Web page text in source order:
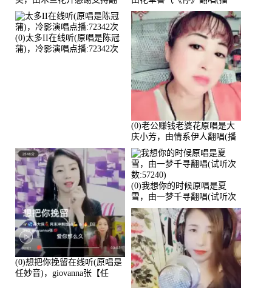
唱(播放:82339)
放:81215)
(0)太多II在线听(原唱是陈冠
蒲)，冷影演唱点播:72342次
(0)老公赚钱老婆花原唱是大
庆小芳，由情系伊人翻唱(播
放:72036)
(0)想把你挽留在线听(原唱是
任妙音)，giovanna张【任
(0)我想你的时候原唱是夏
雪，由一梦千寻翻唱(试听次
数:57240)